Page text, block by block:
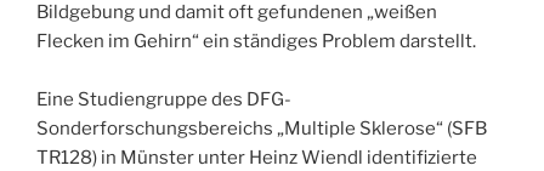
Bildgebung und damit oft gefundenen „weißen
Flecken im Gehirn“ ein ständiges Problem darstellt.
Eine Studiengruppe des DFG-
Sonderforschungsbereichs „Multiple Sklerose“ (SFB
TR128) in Münster unter Heinz Wiendl identifizierte